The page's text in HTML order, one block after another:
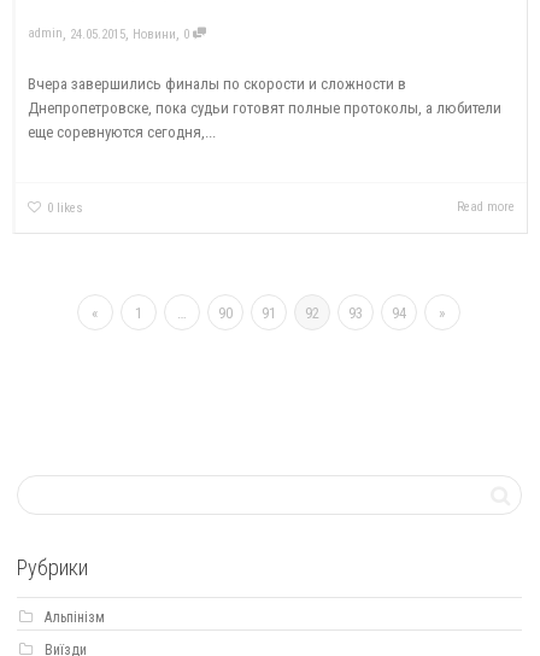
admin 24.05.2015 Новини 0
Вчера завершились финалы по скорости и сложности в
Днепропетровске, пока судьи готовят полные протоколы, а любители
еще соревнуются сегодня,...
0 likes Read more
« 1 … 90 91 92 93 94 »
Рубрики
Альпінізм
Виїзди